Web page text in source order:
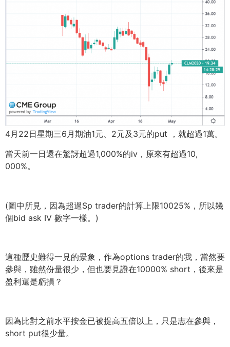
4月22日星期三6月期油1元、2元及3元的put ，就超過1萬。
當天前一日還在驚訝超過1,000%的iv，原來有超過10,
000%。
(圖中所見，因為超過Sp trader的計算上限10025%，所以幾
個bid ask IV 數字一樣。)
這種歷史難得一見的景象，作為options trader的我，當然要
參與，雖然份量很少， 但也要見證在10000% short，後來是
盈利還是虧損？
因為比對之前水平按金已被提高五倍以上，只是志在參與，
short put很少量。